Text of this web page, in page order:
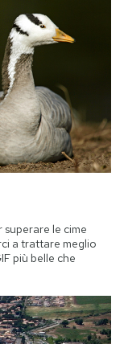
le cime
a trattare meglio
più belle che